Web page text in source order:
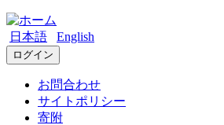
日本語 English
ログイン
お問合わせ
サイトポリシー
寄附